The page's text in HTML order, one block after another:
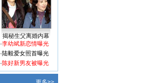
揭秘生父离婚内幕
·李幼斌新恋情曝光
·陆毅爱女照首曝光
·陈好新男友被曝光